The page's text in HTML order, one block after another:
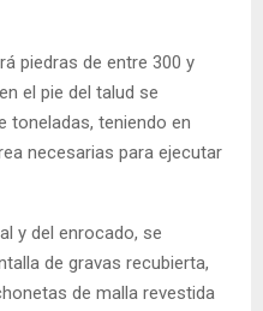
piedras de entre 300 y
el pie del talud se
toneladas, teniendo en
necesarias para ejecutar
y del enrocado, se
de gravas recubierta,
de malla revestida